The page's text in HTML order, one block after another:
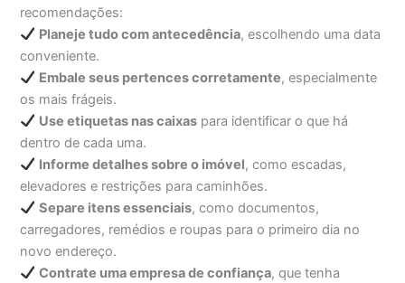
recomendações:
Planeje tudo com antecedência, escolhendo uma data
conveniente.
Embale seus pertences corretamente, especialmente
os mais frágeis.
Use etiquetas nas caixas para identificar o que há
dentro de cada uma.
Informe detalhes sobre o imóvel, como escadas,
elevadores e restrições para caminhões.
Separe itens essenciais, como documentos,
carregadores, remédios e roupas para o primeiro dia no
novo endereço.
Contrate uma empresa de confiança, que tenha